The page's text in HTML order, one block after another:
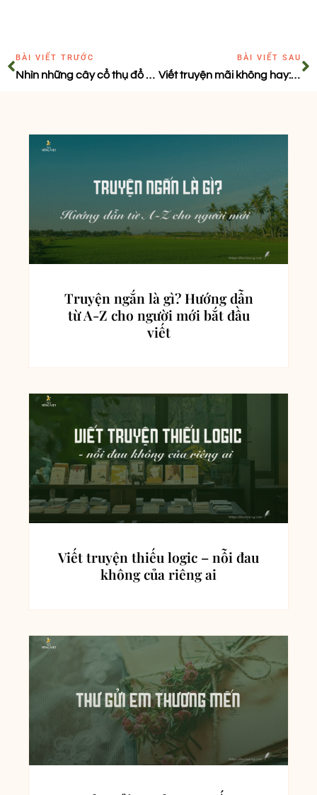
BÀI VIẾT TRƯỚC
Nhìn những cây cổ thụ đổ xuống
BÀI VIẾT SAU
Viết truyện mãi không hay: bạn đang bỏ lỡ điều gì?
Truyện ngắn là gì? Hướng dẫn
từ A-Z cho người mới bắt đầu
viết
Viết truyện thiếu logic – nỗi đau
không của riêng ai